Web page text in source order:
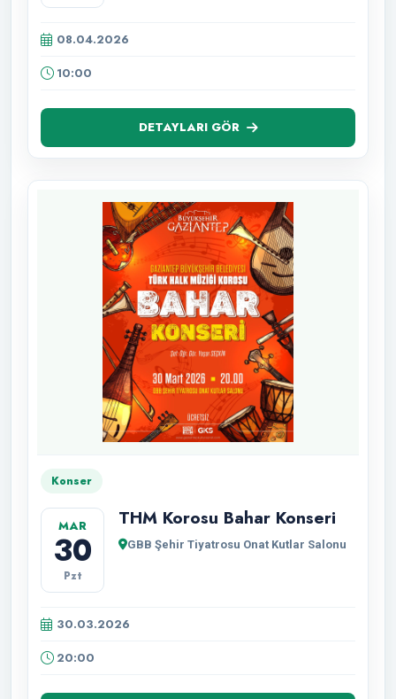
08.04.2026
10:00
DETAYLARI GÖR
Konser
MAR
30
Pzt
THM Korosu Bahar Konseri
GBB Şehir Tiyatrosu Onat Kutlar Salonu
30.03.2026
20:00